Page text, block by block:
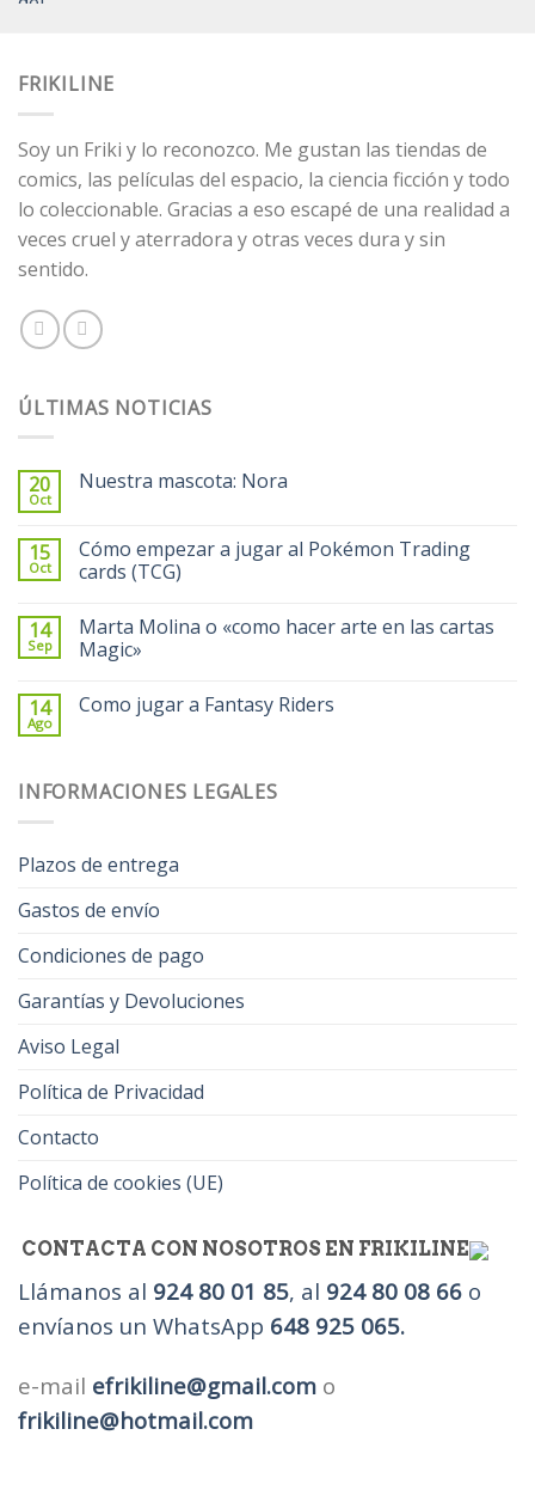
FRIKILINE
Soy un Friki y lo reconozco. Me gustan las tiendas de
comics, las películas del espacio, la ciencia ficción y todo
lo coleccionable. Gracias a eso escapé de una realidad a
veces cruel y aterradora y otras veces dura y sin
sentido.
ÚLTIMAS NOTICIAS
20
Oct
Nuestra mascota: Nora
15
Oct
Cómo empezar a jugar al Pokémon Trading
cards (TCG)
14
Sep
Marta Molina o «como hacer arte en las cartas
Magic»
14
Ago
Como jugar a Fantasy Riders
INFORMACIONES LEGALES
Plazos de entrega
Gastos de envío
Condiciones de pago
Garantías y Devoluciones
Aviso Legal
Política de Privacidad
Contacto
Política de cookies (UE)
CONTACTA CON NOSOTROS EN FRIKILINE
Llámanos al 924 80 01 85, al 924 80 08 66 o
envíanos un WhatsApp 648 925 065.
e-mail efrikiline@gmail.com o
frikiline@hotmail.com